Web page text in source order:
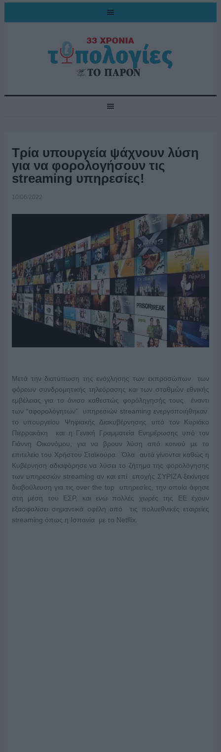
Τρία υπουργεία ψάχνουν λύση
για να φορολογήσουν τις
streaming υπηρεσίες!
10/06/2022
Μετά την διατύπωση της ενόχλησης των εκπροσώπων των
φόρεων συνδρομητικής τηλεόρασης και των σταθμών εθνικής
εμβέλειας για το άνισο καθεστώς φορόληγησής τους έναντι
των “αφορολόγητων” υπηρεσιών streaming ενεργοποιήθηκαν
το υπουργείου Ψηφιακής Διακυβέρνησης υπό τον Κυριάκο
Πιερρακάκη και η Γενική Γραμματεία Ενημέρωσης υπό τον
Γιάννη Οικονόμου, για να βρουν λύση από κοινού με το
επιτελείο του Χρήστου Σταϊκούρα. Όλα αυτά γίνονται καθώς η
Κυβέρνηση αδιαφόρησε να λύσει το ζήτημα της φορολόγησης
των υπηρεσιών streaming αν και επί εποχής ΣΥΡΙΖΑ ξεκίνησε
διαβούλευση για τις over the top υπηρεσίες, την οποία άφησε
στη μέση του ΕΣΡ, και ενώ πολλές χωρές της ΕΕ έχουν
εξασφαλίσει σημαντικά οφέλη από τις πολυεθνικές εταιρείες
streaming όπως η Ισπανία με το Netflix.